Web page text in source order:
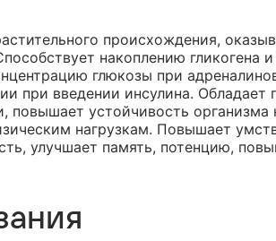
происхождения,
накоплению
глюкозы при
при введении инсулина.
повышает устойчивость
нагрузкам. Повышает
улучшает память, потенцию,